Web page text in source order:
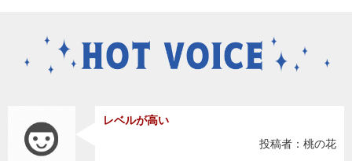
レベルが高い
投稿者：桃の花